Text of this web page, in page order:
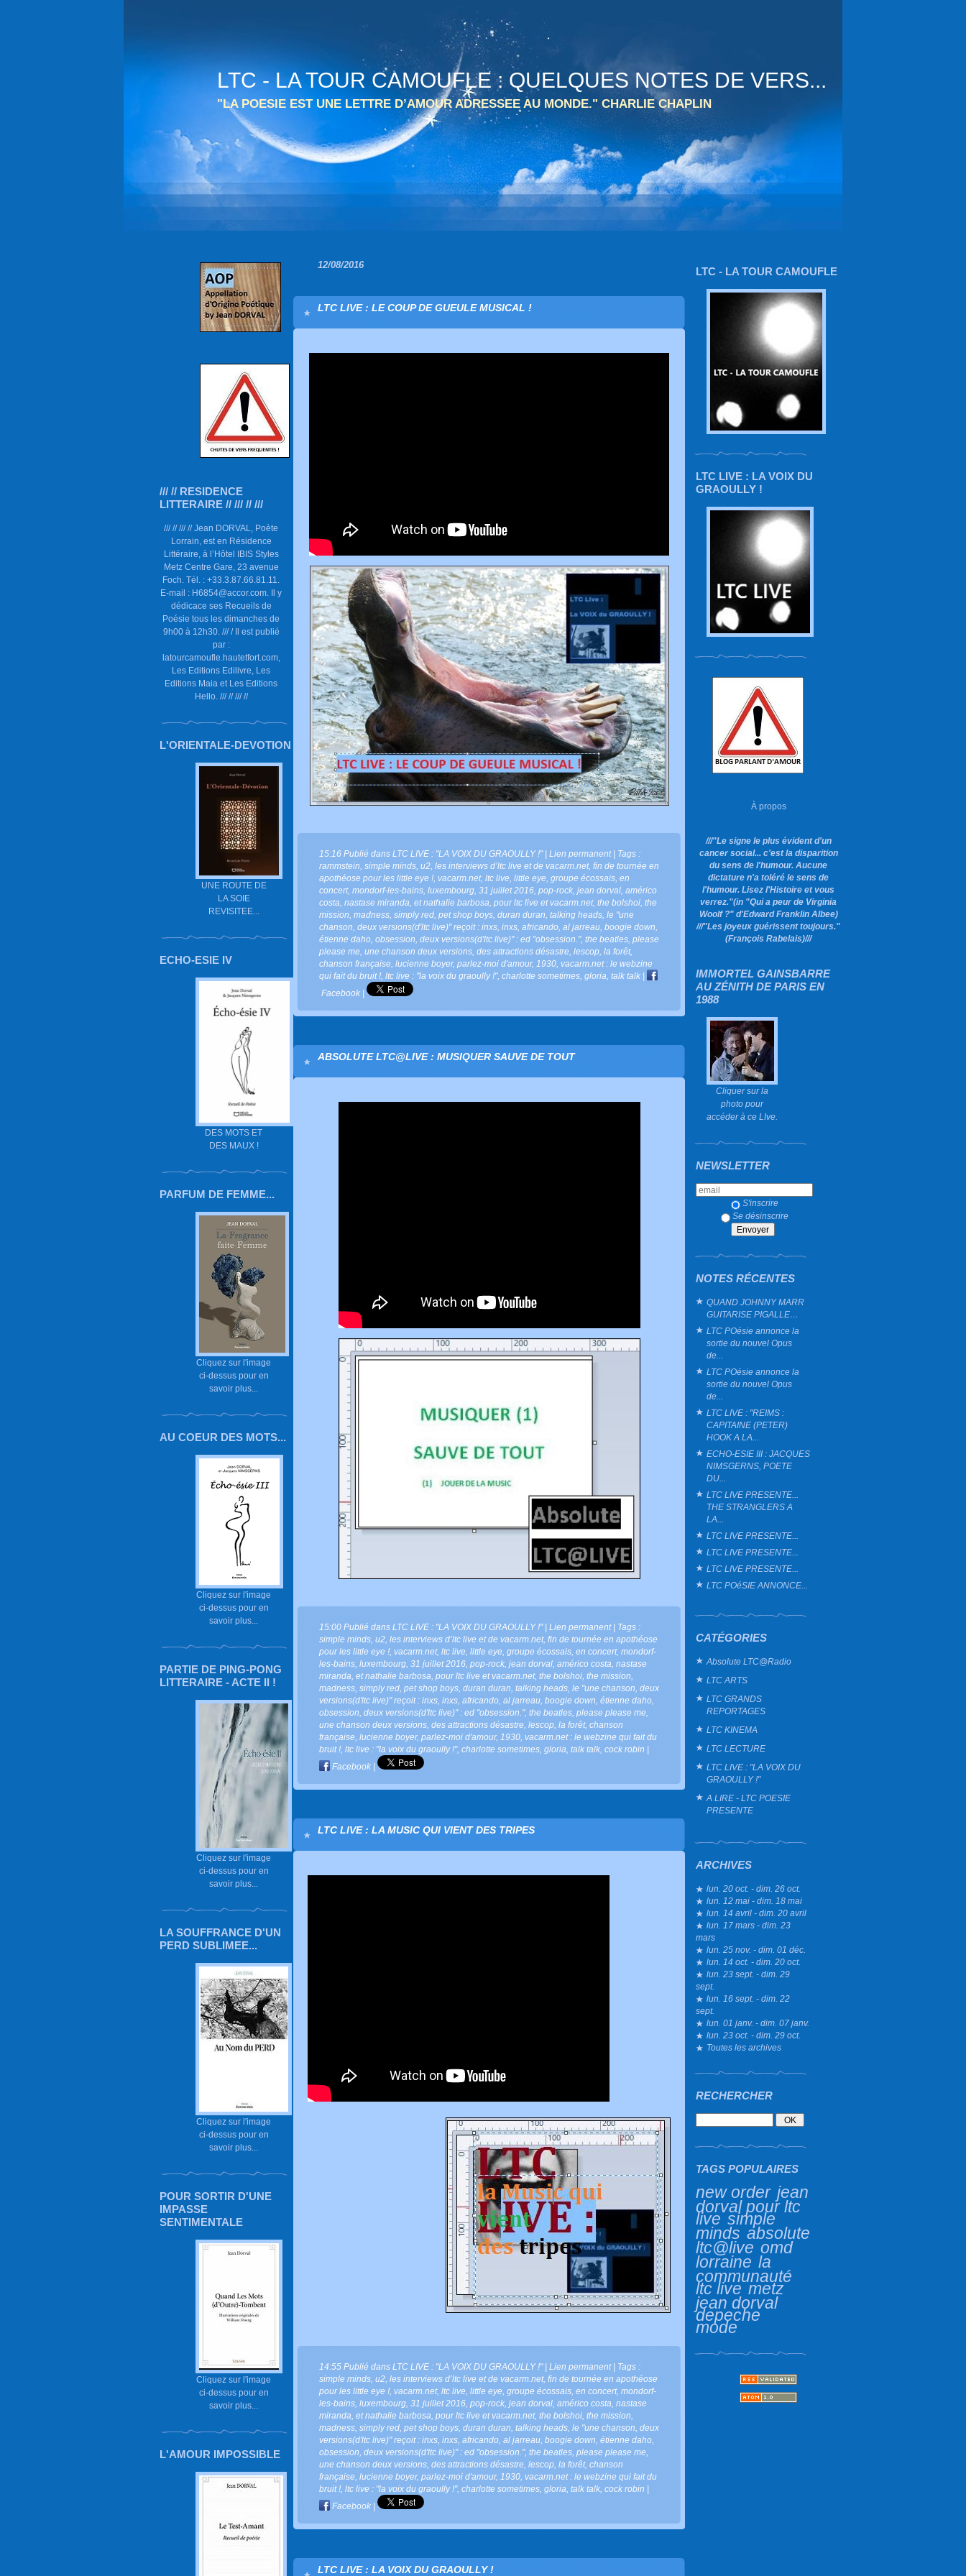
LTC - LA TOUR CAMOUFLE : QUELQUES NOTES DE VERS...
"LA POESIE EST UNE LETTRE D’AMOUR ADRESSEE AU MONDE." CHARLIE CHAPLIN
/// // RESIDENCE
LITTERAIRE // /// // ///
/// // /// // Jean DORVAL, Poète
Lorrain, est en Résidence
Littéraire, à l’Hôtel IBIS Styles
Metz Centre Gare, 23 avenue
Foch. Tél. : +33.3.87.66.81.11.
E-mail : H6854@accor.com. Il y
dédicace ses Recueils de
Poésie tous les dimanches de
9h00 à 12h30. /// / Il est publié
par :
latourcamoufle.hautetfort.com,
Les Editions Edilivre, Les
Editions Maia et Les Editions
Hello. /// // /// //
L'ORIENTALE-DEVOTION
UNE ROUTE DE
LA SOIE
REVISITEE...
ECHO-ESIE IV
DES MOTS ET
DES MAUX !
PARFUM DE FEMME...
Cliquez sur l'image
ci-dessus pour en
savoir plus...
AU COEUR DES MOTS...
Cliquez sur l'image
ci-dessus pour en
savoir plus...
PARTIE DE PING-PONG
LITTERAIRE - ACTE II !
Cliquez sur l'image
ci-dessus pour en
savoir plus...
LA SOUFFRANCE D'UN
PERD SUBLIMEE...
Cliquez sur l'image
ci-dessus pour en
savoir plus...
POUR SORTIR D'UNE
IMPASSE
SENTIMENTALE
Cliquez sur l'image
ci-dessus pour en
savoir plus...
L'AMOUR IMPOSSIBLE
LTC - LA TOUR CAMOUFLE
LTC LIVE : LA VOIX DU
GRAOULLY !
À propos
///"Le signe le plus évident d'un
cancer social... c'est la disparition
du sens de l'humour. Aucune
dictature n'a toléré le sens de
l'humour. Lisez l'Histoire et vous
verrez."(in "Qui a peur de Virginia
Woolf ?"d'Edward Franklin Albee)
///"Les joyeux guérissent toujours."
(François Rabelais)///
IMMORTEL GAINSBARRE
AU ZÉNITH DE PARIS EN
1988
Cliquer sur la
photo pour
accéder à ce LIve.
NEWSLETTER
S'inscrire
Se désinscrire
NOTES RÉCENTES
QUAND JOHNNY MARR
GUITARISE PIGALLE…
LTC POésie annonce la
sortie du nouvel Opus
de...
LTC POésie annonce la
sortie du nouvel Opus
de...
LTC LIVE : "REIMS :
CAPITAINE (PETER)
HOOK A LA...
ECHO-ESIE III : JACQUES
NIMSGERNS, POETE
DU...
LTC LIVE PRESENTE...
THE STRANGLERS A
LA...
LTC LIVE PRESENTE...
LTC LIVE PRESENTE...
LTC LIVE PRESENTE...
LTC POéSIE ANNONCE...
CATÉGORIES
Absolute LTC@Radio
LTC ARTS
LTC GRANDS
REPORTAGES
LTC KINEMA
LTC LECTURE
LTC LIVE : "LA VOIX DU
GRAOULLY !"
A LIRE - LTC POESIE
PRESENTE
ARCHIVES
lun. 20 oct. - dim. 26 oct.
lun. 12 mai - dim. 18 mai
lun. 14 avril - dim. 20 avril
lun. 17 mars - dim. 23
mars
lun. 25 nov. - dim. 01 déc.
lun. 14 oct. - dim. 20 oct.
lun. 23 sept. - dim. 29
sept.
lun. 16 sept. - dim. 22
sept.
lun. 01 janv. - dim. 07 janv.
lun. 23 oct. - dim. 29 oct.
Toutes les archives
RECHERCHER
TAGS POPULAIRES
new order jean
dorval pour ltc
live simple
minds absolute
ltc@live omd
lorraine la
communauté
ltc live metz
jean dorval
depeche
mode
12/08/2016
LTC LIVE : LE COUP DE GUEULE MUSICAL !
15:16 Publié dans LTC LIVE : "LA VOIX DU GRAOULLY !"| Lien permanent| Tags :
rammstein simple minds u2 les interviews d’ltc live et de vacarm.net, fin de tournée en
apothéose pour les little eye ! vacarm.net, ltc live little eye groupe écossais en
concert, mondorf-les-bains luxembourg 31 juillet 2016 pop-rock jean dorval américo
costa nastase miranda et nathalie barbosa pour ltc live et vacarm.net, the bolshoi the
mission madness simply red pet shop boys duran duran talking heads le "une
chanson deux versions(d'ltc live)" reçoit : inxs inxs africando al jarreau boogie down
étienne daho obsession deux versions(d'ltc live)" : ed "obsession.", the beatles please
please me une chanson deux versions des attractions désastre lescop la forêt,
chanson française lucienne boyer, parlez-moi d'amour, 1930 vacarm.net : le webzine
qui fait du bruit ! ltc live : "la voix du graoully !", charlotte sometimes gloria talk talk |
Facebook |
ABSOLUTE LTC@LIVE : MUSIQUER SAUVE DE TOUT
15:00 Publié dans LTC LIVE : "LA VOIX DU GRAOULLY !"| Lien permanent| Tags :
simple minds u2 les interviews d’ltc live et de vacarm.net, fin de tournée en apothéose
pour les little eye ! vacarm.net, ltc live little eye groupe écossais en concert, mondorf-
les-bains luxembourg 31 juillet 2016 pop-rock jean dorval américo costa nastase
miranda et nathalie barbosa pour ltc live et vacarm.net, the bolshoi the mission
madness simply red pet shop boys duran duran talking heads le "une chanson deux
versions(d'ltc live)" reçoit : inxs inxs africando al jarreau boogie down étienne daho
obsession deux versions(d'ltc live)" : ed "obsession.", the beatles please please me
une chanson deux versions des attractions désastre lescop la forêt, chanson
française lucienne boyer, parlez-moi d'amour, 1930 vacarm.net : le webzine qui fait du
bruit ! ltc live : "la voix du graoully !", charlotte sometimes gloria talk talk cock robin |
Facebook |
LTC LIVE : LA MUSIC QUI VIENT DES TRIPES
14:55 Publié dans LTC LIVE : "LA VOIX DU GRAOULLY !"| Lien permanent| Tags :
simple minds u2 les interviews d’ltc live et de vacarm.net, fin de tournée en apothéose
pour les little eye ! vacarm.net, ltc live little eye groupe écossais en concert, mondorf-
les-bains luxembourg 31 juillet 2016 pop-rock jean dorval américo costa nastase
miranda et nathalie barbosa pour ltc live et vacarm.net, the bolshoi the mission
madness simply red pet shop boys duran duran talking heads le "une chanson deux
versions(d'ltc live)" reçoit : inxs inxs africando al jarreau boogie down étienne daho
obsession deux versions(d'ltc live)" : ed "obsession.", the beatles please please me
une chanson deux versions des attractions désastre lescop la forêt, chanson
française lucienne boyer, parlez-moi d'amour, 1930 vacarm.net : le webzine qui fait du
bruit ! ltc live : "la voix du graoully !", charlotte sometimes gloria talk talk cock robin
Facebook
LTC LIVE : LA VOIX DU GRAOULLY !